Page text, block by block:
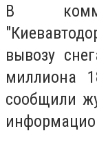
В
вывозу
миллиона
сообщили